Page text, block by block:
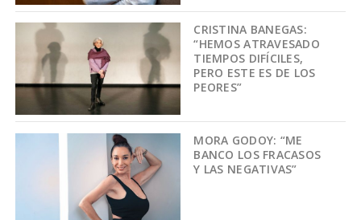
CRISTINA BANEGAS:
“HEMOS ATRAVESADO
TIEMPOS DIFÍCILES,
PERO ESTE ES DE LOS
PEORES”
MORA GODOY: “ME
BANCO LOS FRACASOS
Y LAS NEGATIVAS”